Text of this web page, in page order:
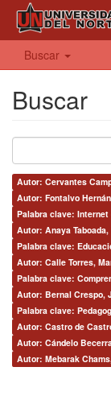
Buscar
Buscar
Autor: Cervantes
Autor: Fontalvo
Palabra clave:
Autor: Anaya
Palabra clave:
Autor: Calle Torres,
Palabra clave:
Autor: Bernal Crespo,
Palabra clave:
Autor: Castro de
Autor: Cándelo
Autor: Mebarak